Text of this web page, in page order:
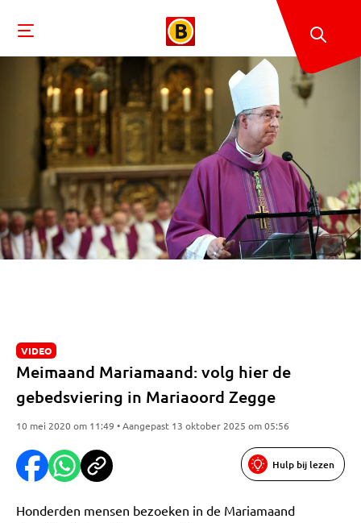
VIDEO
Meimaand Mariamaand: volg hier de
gebedsviering in Mariaoord Zegge
10 mei 2020 om 11:49 • Aangepast 13 oktober 2025 om 05:56
Hulp bij lezen
Honderden mensen bezoeken in de Mariamaand